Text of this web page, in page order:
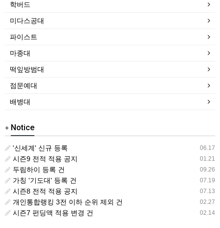
학버드
미다스공대
파이스트
마종대
떡잎방범대
점문예대
배병대
+ Notice
06.17
'신세계' 신규 등록
01.21
시즌9 전적 적용 공지
09.26
두림하이 등록 건
07.19
가칭 '기도대' 등록 건
07.13
시즌8 전적 적용 공지
02.27
개인통합랭킹 3전 이하 순위 제외 건
02.14
시즌7 펀딩액 적용 변경 건